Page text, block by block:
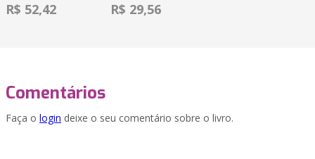
R$ 52,42 R$ 29,56
Comentários
Faça o login deixe o seu comentário sobre o livro.